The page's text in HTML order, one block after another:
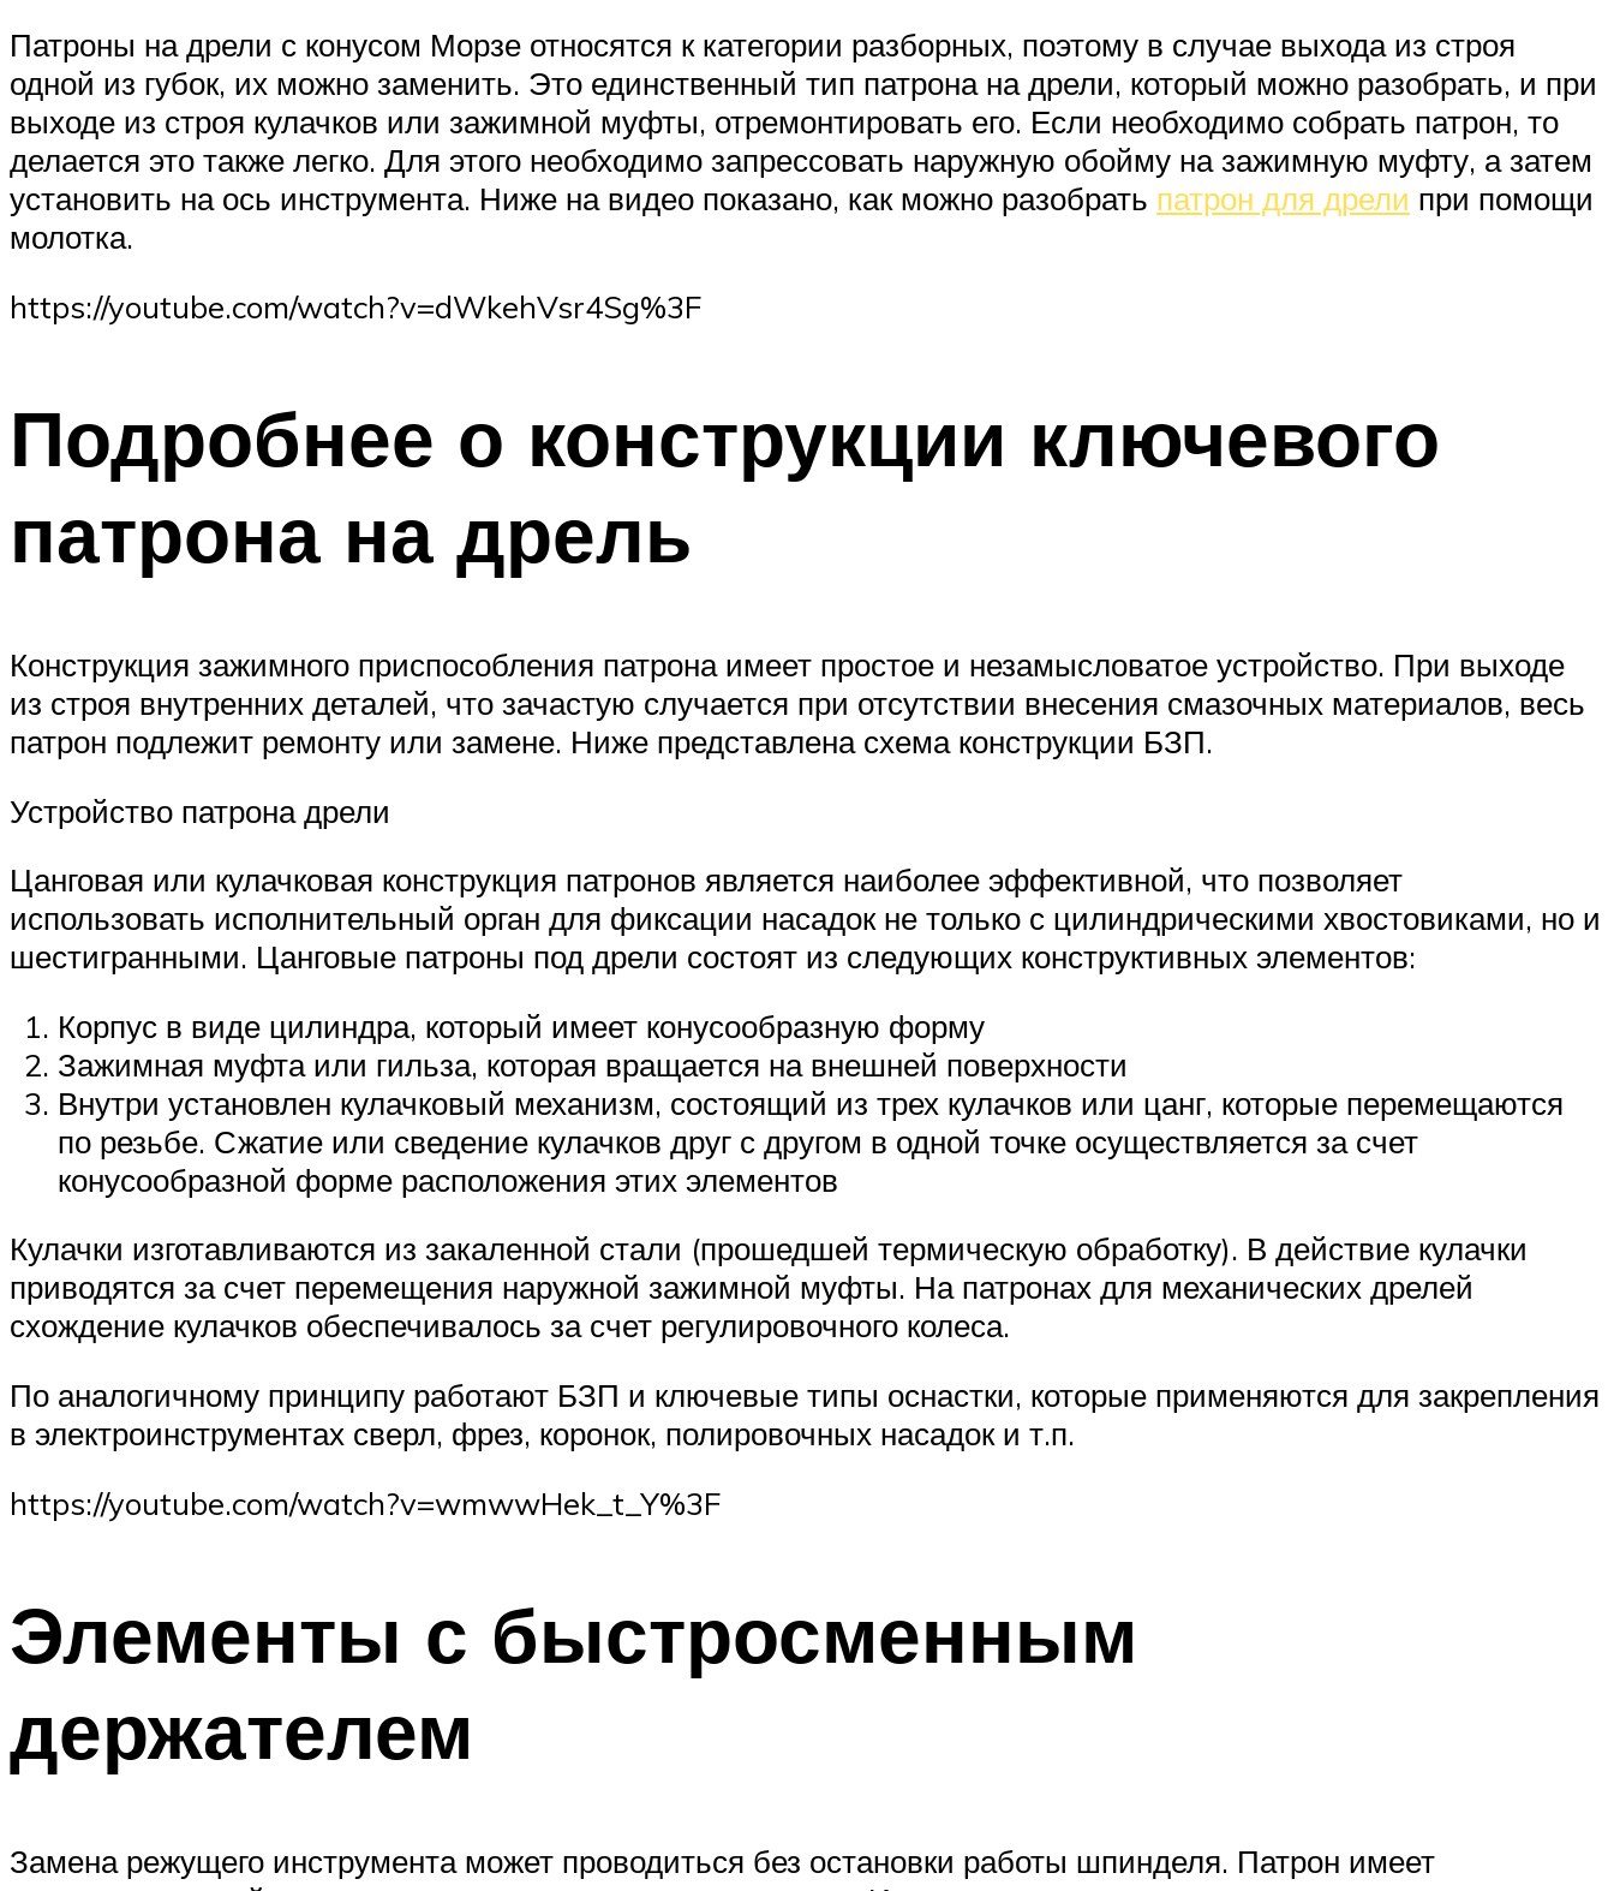
Патроны на дрели с конусом Морзе относятся к категории разборных, поэтому в случае выхода из строя
одной из губок, их можно заменить. Это единственный тип патрона на дрели, который можно разобрать, и при
выходе из строя кулачков или зажимной муфты, отремонтировать его. Если необходимо собрать патрон, то
делается это также легко. Для этого необходимо запрессовать наружную обойму на зажимную муфту, а затем
установить на ось инструмента. Ниже на видео показано, как можно разобрать патрон для дрели при помощи
молотка.
https://youtube.com/watch?v=dWkehVsr4Sg%3F
Подробнее о конструкции ключевого
патрона на дрель
Конструкция зажимного приспособления патрона имеет простое и незамысловатое устройство. При выходе
из строя внутренних деталей, что зачастую случается при отсутствии внесения смазочных материалов, весь
патрон подлежит ремонту или замене. Ниже представлена схема конструкции БЗП.
Устройство патрона дрели
Цанговая или кулачковая конструкция патронов является наиболее эффективной, что позволяет
использовать исполнительный орган для фиксации насадок не только с цилиндрическими хвостовиками, но и
шестигранными. Цанговые патроны под дрели состоят из следующих конструктивных элементов:
Корпус в виде цилиндра, который имеет конусообразную форму
Зажимная муфта или гильза, которая вращается на внешней поверхности
Внутри установлен кулачковый механизм, состоящий из трех кулачков или цанг, которые перемещаются
по резьбе. Сжатие или сведение кулачков друг с другом в одной точке осуществляется за счет
конусообразной форме расположения этих элементов
Кулачки изготавливаются из закаленной стали (прошедшей термическую обработку). В действие кулачки
приводятся за счет перемещения наружной зажимной муфты. На патронах для механических дрелей
схождение кулачков обеспечивалось за счет регулировочного колеса.
По аналогичному принципу работают БЗП и ключевые типы оснастки, которые применяются для закрепления
в электроинструментах сверл, фрез, коронок, полировочных насадок и т.п.
https://youtube.com/watch?v=wmwwHek_t_Y%3F
Элементы с быстросменным
держателем
Замена режущего инструмента может проводиться без остановки работы шпинделя. Патрон имеет